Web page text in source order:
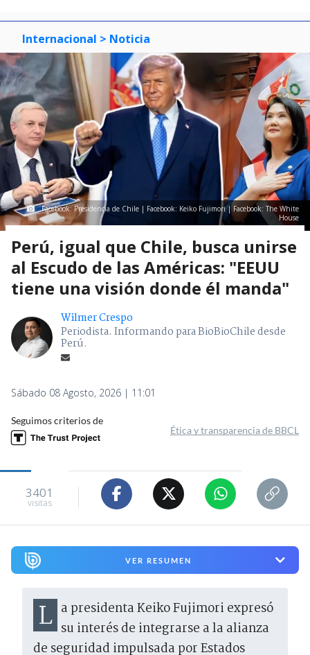
Internacional > Noticia
Facebook: Presidencia de Chile | Facebook: Keiko Fujimori | Facebook: The White
House
Perú, igual que Chile, busca unirse
al Escudo de las Américas: "EEUU
tiene una visión donde él manda"
Wilmer Crespo
Periodista. Informando para BioBioChile desde
Perú.
Sábado 08 Agosto, 2026 | 11:01
Seguimos criterios de
Ética y transparencia de BBCL
3401
visitas
VER RESUMEN
La presidenta Keiko Fujimori expresó su interés de integrarse a la alianza
de seguridad impulsada por Estados